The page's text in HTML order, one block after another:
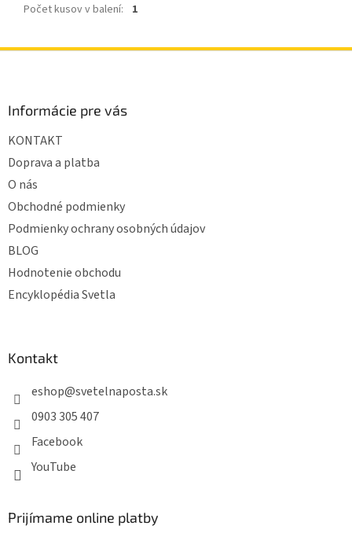
Počet kusov v balení: 1
Informácie pre vás
KONTAKT
Doprava a platba
O nás
Obchodné podmienky
Podmienky ochrany osobných údajov
BLOG
Hodnotenie obchodu
Encyklopédia Svetla
Kontakt
eshop@svetelnaposta.sk
0903 305 407
Facebook
YouTube
Prijímame online platby